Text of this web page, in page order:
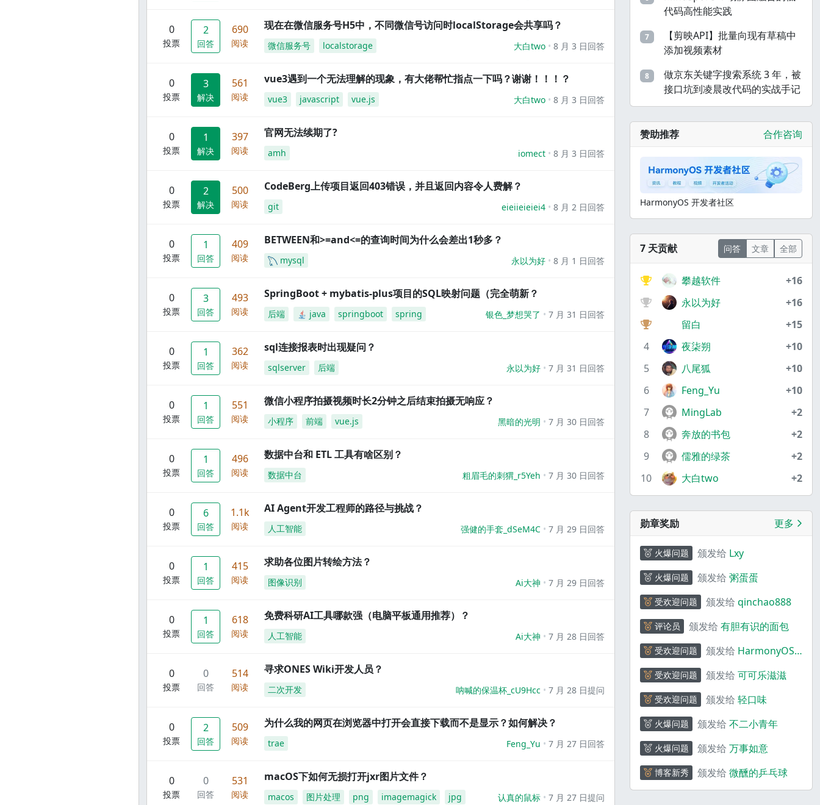
0
投票
2
回答
690
阅读
现在在微信服务号H5中，不同微信号访问时localStorage会共享吗？
微信服务号 localstorage 大白two 8 月 3 日回答
0
投票
3
解决
561
阅读
vue3遇到一个无法理解的现象，有大佬帮忙指点一下吗？谢谢！！！？
vue3 javascript vue.js 大白two 8 月 3 日回答
0
投票
1
解决
397
阅读
官网无法续期了?
amh iomect 8 月 3 日回答
0
投票
2
解决
500
阅读
CodeBerg上传项目返回403错误，并且返回内容令人费解？
git eieiieieiei4 8 月 2 日回答
0
投票
1
回答
409
阅读
BETWEEN和>=and<=的查询时间为什么会差出1秒多？
mysql 永以为好 8 月 1 日回答
0
投票
3
回答
493
阅读
SpringBoot + mybatis-plus项目的SQL映射问题（完全萌新？
后端 java springboot spring 银色_梦想哭了 7 月 31 日回答
0
投票
1
回答
362
阅读
sql连接报表时出现疑问？
sqlserver 后端 永以为好 7 月 31 日回答
0
投票
1
回答
551
阅读
微信小程序拍摄视频时长2分钟之后结束拍摄无响应？
小程序 前端 vue.js 黑暗的光明 7 月 30 日回答
0
投票
1
回答
496
阅读
数据中台和 ETL 工具有啥区别？
数据中台 粗眉毛的刺猬_r5Yeh 7 月 30 日回答
0
投票
6
回答
1.1k
阅读
AI Agent开发工程师的路径与挑战？
人工智能 强健的手套_dSeM4C 7 月 29 日回答
0
投票
1
回答
415
阅读
求助各位图片转绘方法？
图像识别 Ai大神 7 月 29 日回答
0
投票
1
回答
618
阅读
免费科研AI工具哪款强（电脑平板通用推荐）？
人工智能 Ai大神 7 月 28 日回答
0
投票
0
回答
514
阅读
寻求ONES Wiki开发人员？
二次开发 呐喊的保温杯_cU9Hcc 7 月 28 日提问
0
投票
2
回答
509
阅读
为什么我的网页在浏览器中打开会直接下载而不是显示？如何解决？
trae Feng_Yu 7 月 27 日回答
0
投票
0
回答
531
阅读
macOS下如何无损打开jxr图片文件？
macos 图片处理 png imagemagick jpg 认真的鼠标 7 月 27 日提问
代码高性能实践
7
【剪映API】批量向现有草稿中
添加视频素材
8
做京东关键字搜索系统 3 年，被
接口坑到凌晨改代码的实战手记
赞助推荐 合作咨询
HarmonyOS 开发者社区
7 天贡献 问答 文章 全部
攀越软件
+16
永以为好
+16
留白
+15
4
夜柒朔
+10
5
八尾狐
+10
6
Feng_Yu
+10
7
MingLab
+2
8
奔放的书包
+2
9
儒雅的绿茶
+2
10
大白two +2
勋章奖励 更多
火爆问题 颁发给 Lxy
火爆问题 颁发给 粥蛋蛋
受欢迎问题 颁发给 qinchao888
评论员 颁发给 有胆有识的面包
受欢迎问题 颁发给 HarmonyOS
受欢迎问题 颁发给 可可乐滋滋
受欢迎问题 颁发给 轻口味
火爆问题 颁发给 不二小青年
火爆问题 颁发给 万事如意
博客新秀 颁发给 微醺的乒乓球